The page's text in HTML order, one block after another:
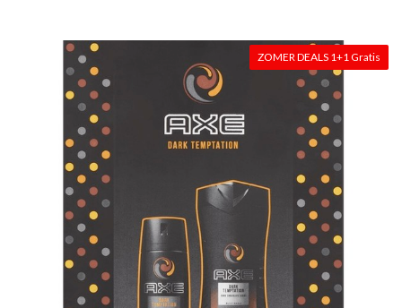
ZOMER DEALS 1+1 Gratis